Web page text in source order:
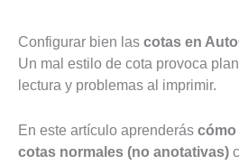
Configurar bien las cotas en
Un mal estilo de cota provoca
lectura y problemas al imprimir.
En este artículo aprenderás
cotas normales (no anotativas)